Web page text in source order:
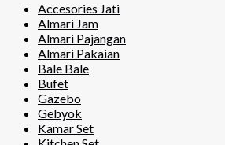
Accesories Jati
Almari Jam
Almari Pajangan
Almari Pakaian
Bale Bale
Bufet
Gazebo
Gebyok
Kamar Set